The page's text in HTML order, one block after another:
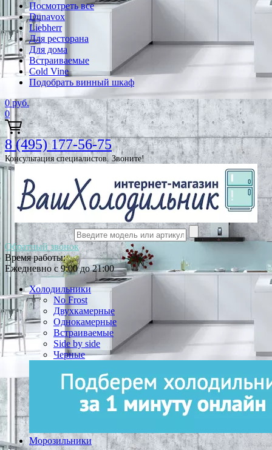
Посмотреть все
Dunavox
Liebherr
Для ресторана
Для дома
Встраиваемые
Cold Vine
Подобрать винный шкаф
0 руб.
0
8 (495) 177-56-75
Консультация специалистов. Звоните!
Обратный звонок
Время работы:
Ежедневно с 9:00 до 21:00
Холодильники
No Frost
Двухкамерные
Однокамерные
Встраиваемые
Side by side
Черные
Морозильники